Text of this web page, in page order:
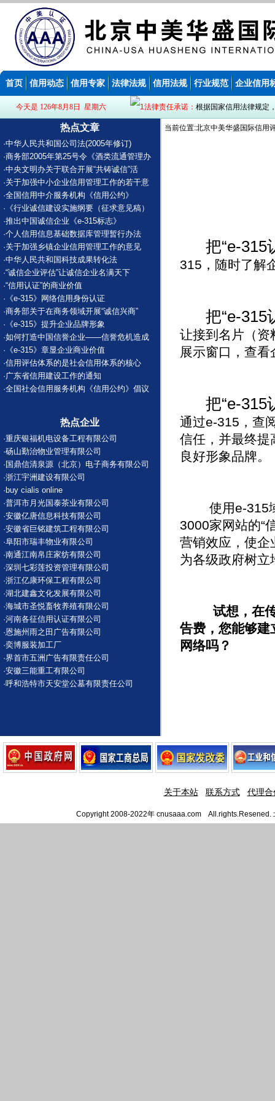
首页 信用动态 信用专家 法律法规 信用法规 行业规范 企业信用
今天是 126年8月8日 星期六 法律责任承诺： 根据国家信用法律规定
热点文章
·中华人民共和国公司法(2005年修订)
·商务部2005年第25号令《酒类流通管理办
·中央文明办关于联合开展“共铸诚信”活
·关于加强中小企业信用管理工作的若干意
·全国信用中介服务机构《信用公约》
· 《行业诚信建设实施纲要（征求意见稿）
·推出中国诚信企业《e-315标志》
·个人信用信息基础数据库管理暂行办法
·关于加强乡镇企业信用管理工作的意见
·中华人民共和国科技成果转化法
·“诚信企业评估”让诚信企业名满天下
·“信用认证”的商业价值
· 《e-315》网络信用身份认证
·商务部关于在商务领域开展“诚信兴商”
· 《e-315》提升企业品牌形象
·如何打造中国信誉企业——信誉危机造成
· 《e-315》章显企业商业价值
·信用评估体系的是社会信用体系的核心
·广东省信用建设工作的通知
·全国社会信用服务机构《信用公约》倡议
热点企业
·重庆银福机电设备工程有限公司
·砀山勤治物业管理有限公司
· 国鼎信清泉源（北京）电子商务有限公司
·浙江宇洲建设有限公司
· buy cialis online
·普洱市月光国泰茶业有限公司
·安徽亿唐信息科技有限公司
·安徽省巨铭建筑工程有限公司
·阜阳市瑞丰物业有限公司
·南通江南帛庄家纺有限公司
·深圳七彩莲投资管理有限公司
·浙江亿康环保工程有限公司
·湖北建鑫文化发展有限公司
·海城市圣悦畜牧养殖有限公司
·河南各征信用认证有限公司
·恩施州雨之田广告有限公司
·奕博服装加工厂
·界首市五洲广告有限责任公司
·安徽三能重工有限公司
·呼和浩特市天安堂公墓有限责任公司
当前位置:北京中美华盛国际信用
把“e-315
315，随时了解
把“e-315
让接到名片（资
展示窗口，查
把“e-315
通过e-315，查
信任，并最终提
良好形象品牌。
使用e-315域
3000家网站的“
营销效应，使企
为各级政府树
试想，在
告费，您能够建
网络吗？
关于本站 联系方式 代理合
Copyright 2008-2022年 cnusaaa.com All.rights.Resened.